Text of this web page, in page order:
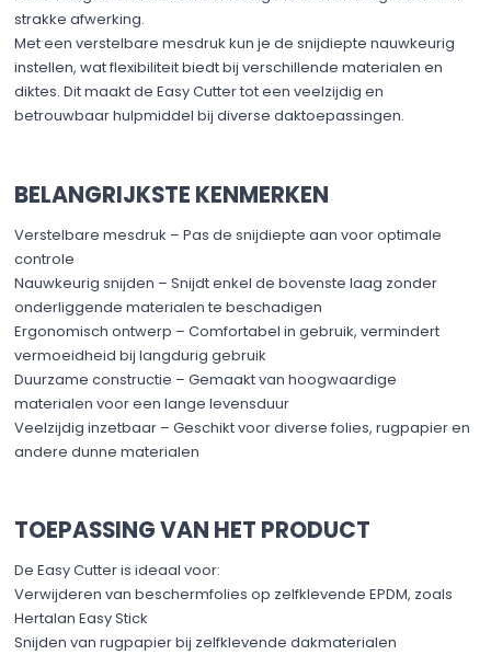
strakke afwerking.
Met een verstelbare mesdruk kun je de snijdiepte nauwkeurig
instellen, wat flexibiliteit biedt bij verschillende materialen en
diktes. Dit maakt de Easy Cutter tot een veelzijdig en
betrouwbaar hulpmiddel bij diverse daktoepassingen.
BELANGRIJKSTE KENMERKEN
Verstelbare mesdruk – Pas de snijdiepte aan voor optimale
controle
Nauwkeurig snijden – Snijdt enkel de bovenste laag zonder
onderliggende materialen te beschadigen
Ergonomisch ontwerp – Comfortabel in gebruik, vermindert
vermoeidheid bij langdurig gebruik
Duurzame constructie – Gemaakt van hoogwaardige
materialen voor een lange levensduur
Veelzijdig inzetbaar – Geschikt voor diverse folies, rugpapier en
andere dunne materialen
TOEPASSING VAN HET PRODUCT
De Easy Cutter is ideaal voor:
Verwijderen van beschermfolies op zelfklevende EPDM, zoals
Hertalan Easy Stick
Snijden van rugpapier bij zelfklevende dakmaterialen